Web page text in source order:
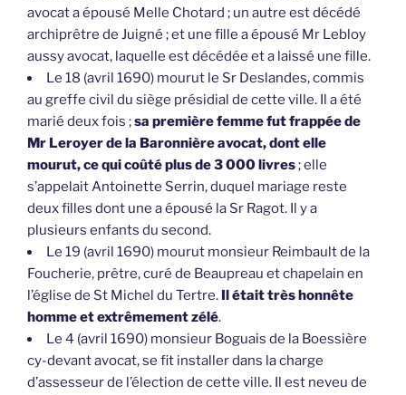
avocat a épousé Melle Chotard ; un autre est décédé
archiprêtre de Juigné ; et une fille a épousé Mr Lebloy
aussy avocat, laquelle est décédée et a laissé une fille.
Le 18 (avril 1690) mourut le Sr Deslandes, commis
au greffe civil du siège présidial de cette ville. Il a été
marié deux fois ;sa première femme fut frappée de
Mr Leroyer de la Baronnière avocat, dont elle
mourut, ce qui coûté plus de 3 000 livres; elle
s’appelait Antoinette Serrin, duquel mariage reste
deux filles dont une a épousé la Sr Ragot. Il y a
plusieurs enfants du second.
Le 19 (avril 1690) mourut monsieur Reimbault de la
Foucherie, prêtre, curé de Beaupreau et chapelain en
l’église de St Michel du Tertre. Il était très honnête
homme et extrêmement zélé.
Le 4 (avril 1690) monsieur Boguais de la Boessière
cy-devant avocat, se fit installer dans la charge
d’assesseur de l’élection de cette ville. Il est neveu de